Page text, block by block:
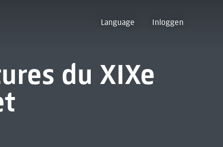
Language Inloggen
du XIXe